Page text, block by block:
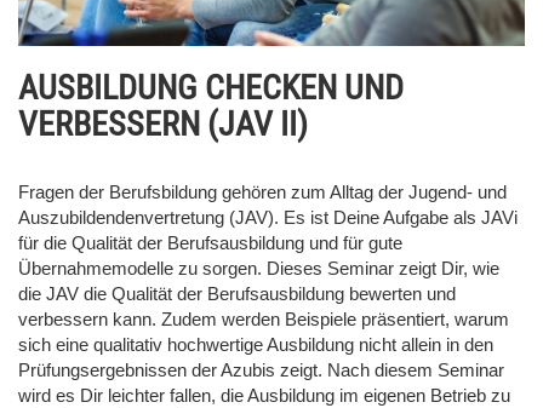
AUSBILDUNG CHECKEN UND
VERBESSERN (JAV II)
Fragen der Berufsbildung gehören zum Alltag der Jugend- und
Auszubildendenvertretung (JAV). Es ist Deine Aufgabe als JAVi
für die Qualität der Berufsausbildung und für gute
Übernahmemodelle zu sorgen. Dieses Seminar zeigt Dir, wie
die JAV die Qualität der Berufsausbildung bewerten und
verbessern kann. Zudem werden Beispiele präsentiert, warum
sich eine qualitativ hochwertige Ausbildung nicht allein in den
Prüfungsergebnissen der Azubis zeigt. Nach diesem Seminar
wird es Dir leichter fallen, die Ausbildung im eigenen Betrieb zu